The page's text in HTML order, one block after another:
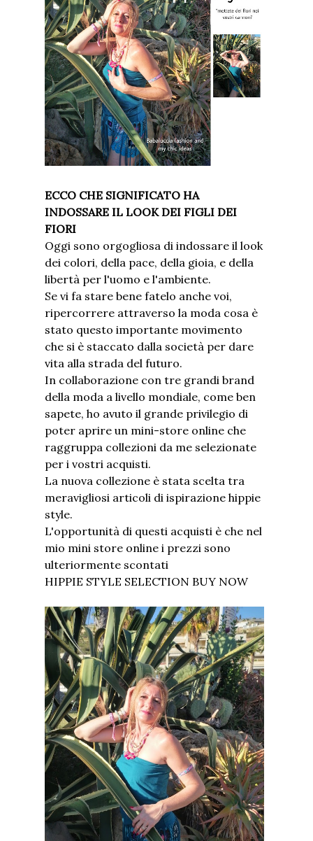
ECCO CHE SIGNIFICATO HA
INDOSSARE IL LOOK DEI FIGLI DEI
FIORI
Oggi sono orgogliosa di indossare il look
dei colori, della pace, della gioia, e della
libertà per l'uomo e l'ambiente.
Se vi fa stare bene fatelo anche voi,
ripercorrere attraverso la moda cosa è
stato questo importante movimento
che si è staccato dalla società per dare
vita alla strada del futuro.
In collaborazione con tre grandi brand
della moda a livello mondiale, come ben
sapete, ho avuto il grande privilegio di
poter aprire un mini-store online che
raggruppa collezioni da me selezionate
per i vostri acquisti.
La nuova collezione è stata scelta tra
meravigliosi articoli di ispirazione hippie
style.
L'opportunità di questi acquisti è che nel
mio mini store online i prezzi sono
ulteriormente scontati
HIPPIE STYLE SELECTION BUY NOW